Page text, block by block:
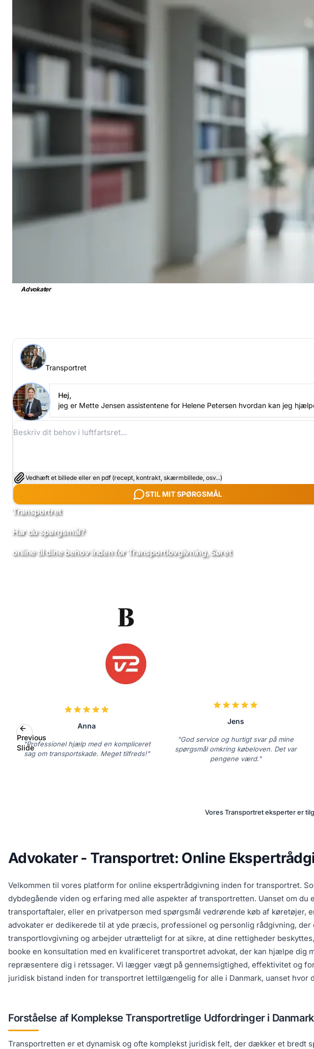
Advokater
Stil dit spørgsmål til Helene Petersen
Transportret
Hej,
jeg er Mette Jensen assistentene for Helene Petersen hvordan kan jeg
Vedhæft et billede eller en pdf (recept, kontrakt, skærmbillede, osv...)
STIL MIT SPØRGSMÅL
Transportret
Har du spørgsmål?
online til dine behov inden for Transportlovgivning, Søret
Anna
"Professionel hjælp med en kompliceret
sag om transportskade. Meget tilfreds!"
Jens
"God service og hurtigt svar på mine
spørgsmål omkring købeloven. Det var
pengene værd."
Previous
Slide
Vores Transportret eksperter er
Advokater - Transportret: Online
Velkommen til vores platform for online ekspertrådgivning inden for transportret.
dybdegående viden og erfaring med alle aspekter af transportretten. Uanset om
transportaftaler, eller en privatperson med spørgsmål vedrørende køb af
advokater er dedikerede til at yde præcis, professionel og personlig rådgivning,
transportlovgivning og arbejder utrætteligt for at sikre, at dine rettigheder
booke en konsultation med en kvalificeret transportret advokat, der kan hjælpe
repræsentere dig i retssager. Vi lægger vægt på gennemsigtighed, effektivitet og
juridisk bistand inden for transportret lettilgængelig for alle i Danmark, uanset hvor
Forståelse af Komplekse Transportretlige Udfordringer i Danmark
Transportretten er et dynamisk og ofte komplekst juridisk felt, der dækker et bredt